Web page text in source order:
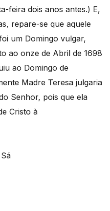
feira dois anos antes.) E,
repare-se que aquele
um Domingo vulgar,
ao onze de Abril de 1698
ao Domingo de
Madre Teresa julgaria
Senhor, pois que ela
Cristo à